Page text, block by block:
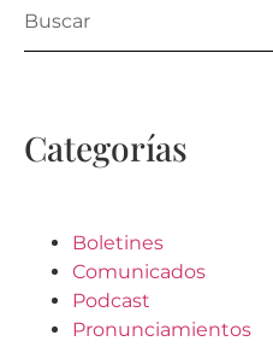
Categorías
Boletines
Comunicados
Podcast
Pronunciamientos